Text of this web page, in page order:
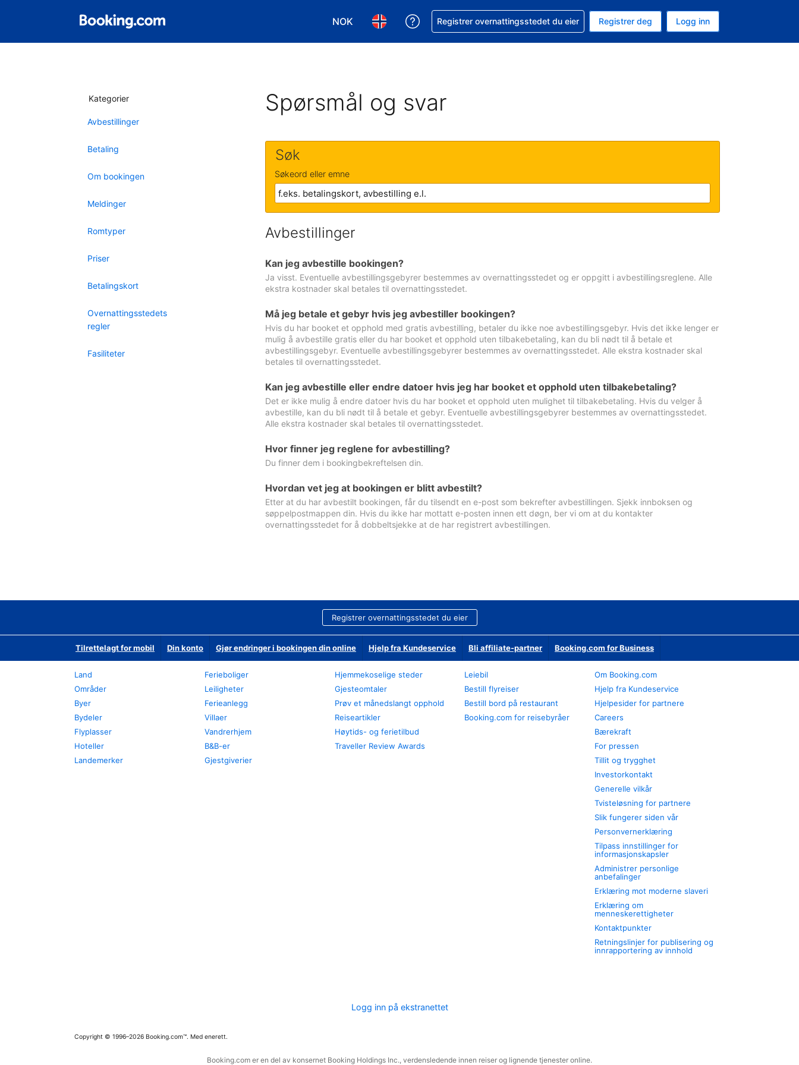
NOK
Velg valuta. Du har valgt Norsk krone som valuta
Velg språk. Du har valgt Norsk som språk
Få hjelp med bookingen din
Registrer overnattingsstedet du eier Registrer deg Logg inn
Kategorier
Avbestillinger
Betaling
Om bookingen
Meldinger
Romtyper
Priser
Betalingskort
Overnattingsstedets
regler
Fasiliteter
Spørsmål og svar
Søk
Søkeord eller emne
Avbestillinger
Kan jeg avbestille bookingen?
Ja visst. Eventuelle avbestillingsgebyrer bestemmes av overnattingsstedet og er oppgitt i avbestillingsreglene. Alle
ekstra kostnader skal betales til overnattingsstedet.
Må jeg betale et gebyr hvis jeg avbestiller bookingen?
Hvis du har booket et opphold med gratis avbestilling, betaler du ikke noe avbestillingsgebyr. Hvis det ikke lenger er
mulig å avbestille gratis eller du har booket et opphold uten tilbakebetaling, kan du bli nødt til å betale et
avbestillingsgebyr. Eventuelle avbestillingsgebyrer bestemmes av overnattingsstedet. Alle ekstra kostnader skal
betales til overnattingsstedet.
Kan jeg avbestille eller endre datoer hvis jeg har booket et opphold uten tilbakebetaling?
Det er ikke mulig å endre datoer hvis du har booket et opphold uten mulighet til tilbakebetaling. Hvis du velger å
avbestille, kan du bli nødt til å betale et gebyr. Eventuelle avbestillingsgebyrer bestemmes av overnattingsstedet.
Alle ekstra kostnader skal betales til overnattingsstedet.
Hvor finner jeg reglene for avbestilling?
Du finner dem i bookingbekreftelsen din.
Hvordan vet jeg at bookingen er blitt avbestilt?
Etter at du har avbestilt bookingen, får du tilsendt en e-post som bekrefter avbestillingen. Sjekk innboksen og
søppelpostmappen din. Hvis du ikke har mottatt e-posten innen ett døgn, ber vi om at du kontakter
overnattingsstedet for å dobbeltsjekke at de har registrert avbestillingen.
Registrer overnattingsstedet du eier
Tilrettelagt for mobil Din konto Gjør endringer i bookingen din online Hjelp fra Kundeservice Bli affiliate-partner Booking.com for Business
Land
Områder
Byer
Bydeler
Flyplasser
Hoteller
Landemerker
Ferieboliger
Leiligheter
Ferieanlegg
Villaer
Vandrerhjem
B&B-er
Gjestgiverier
Hjemmekoselige steder
Gjesteomtaler
Prøv et månedslangt opphold
Reiseartikler
Høytids- og ferietilbud
Traveller Review Awards
Leiebil
Bestill flyreiser
Bestill bord på restaurant
Booking.com for reisebyråer
Om Booking.com
Hjelp fra Kundeservice
Hjelpesider for partnere
Careers
Bærekraft
For pressen
Tillit og trygghet
Investorkontakt
Generelle vilkår
Tvisteløsning for partnere
Slik fungerer siden vår
Personvernerklæring
Tilpass innstillinger for
informasjonskapsler
Administrer personlige
anbefalinger
Erklæring mot moderne slaveri
Erklæring om
menneskerettigheter
Kontaktpunkter
Retningslinjer for publisering og
innrapportering av innhold
Logg inn på ekstranettet
Copyright © 1996–2026 Booking.com™. Med enerett.
Booking.com er en del av konsernet Booking Holdings Inc., verdensledende innen reiser og lignende tjenester online.